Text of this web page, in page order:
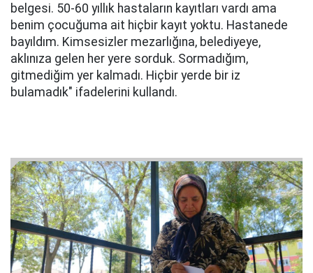
belgesi. 50-60 yıllık hastaların kayıtları vardı ama
benim çocuğuma ait hiçbir kayıt yoktu. Hastanede
bayıldım. Kimsesizler mezarlığına, belediyeye,
aklınıza gelen her yere sorduk. Sormadığım,
gitmediğim yer kalmadı. Hiçbir yerde bir iz
bulamadık" ifadelerini kullandı.